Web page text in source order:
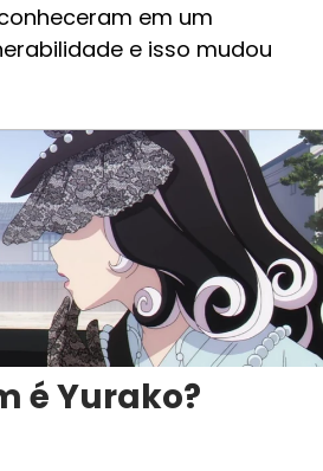
em um
e isso mudou
é Yurako?